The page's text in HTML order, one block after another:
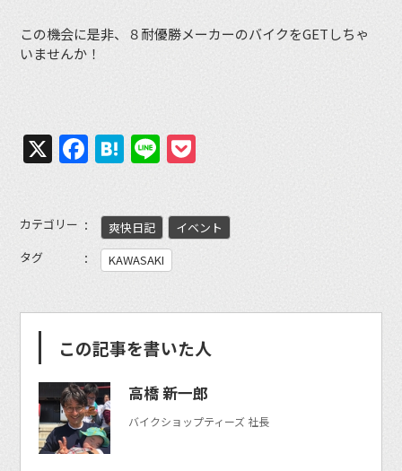
この機会に是非、８耐優勝メーカーのバイクをGETしちゃ
いませんか！
X Facebook
Hatena
Line
カテゴリー 爽快日記
イベント
タグ
KAWASAKI
この記事を書いた人
高橋 新一郎
バイクショップティーズ 社長